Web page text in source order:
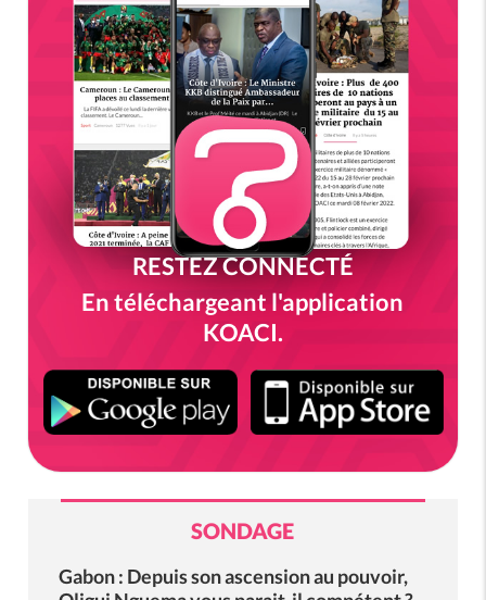
RESTEZ CONNECTÉ
En téléchargeant l'application
KOACI.
SONDAGE
Gabon : Depuis son ascension au pouvoir,